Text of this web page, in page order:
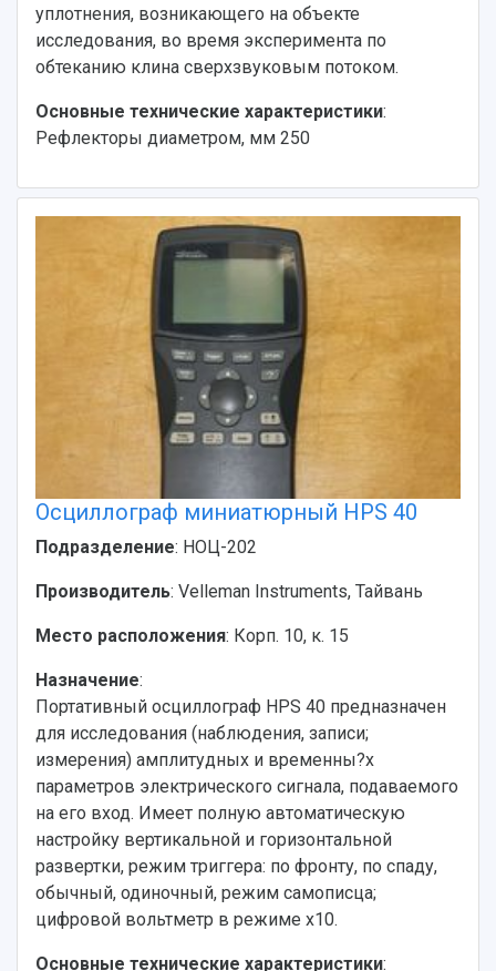
уплотнения, возникающего на объекте
исследования, во время эксперимента по
обтеканию клина сверхзвуковым потоком.
Основные технические характеристики:
Рефлекторы диаметром, мм 250
Осциллограф миниатюрный HPS 40
Подразделение: НОЦ-202
Производитель: Velleman Instruments, Тайвань
Место расположения: Корп. 10, к. 15
Назначение:
Портативный осциллограф HPS 40 предназначен
для исследования (наблюдения, записи;
измерения) амплитудных и временны?х
параметров электрического сигнала, подаваемого
на его вход. Имеет полную автоматическую
настройку вертикальной и горизонтальной
развертки, режим триггера: по фронту, по спаду,
обычный, одиночный, режим самописца;
цифровой вольтметр в режиме х10.
Основные технические характеристики: